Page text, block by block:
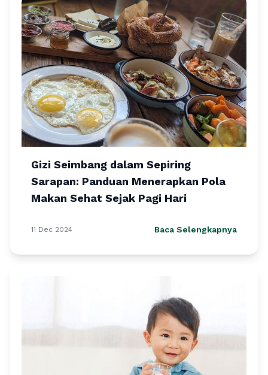
Gizi Seimbang dalam Sepiring
Sarapan: Panduan Menerapkan Pola
Makan Sehat Sejak Pagi Hari
11 Dec 2024 Baca Selengkapnya